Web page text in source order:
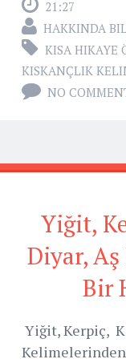
21:27
HAKKINDA
KISA HIKAYE
KISKANÇLIK
NO
Yiğit,
Diyar,
Bir
Yiğit, Kerpiç,
Kelimelerinden